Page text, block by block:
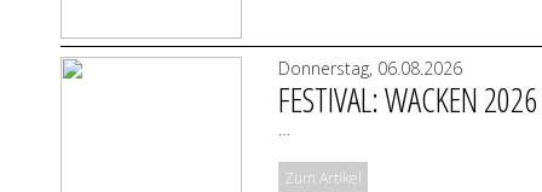
Donnerstag, 06.08.2026
FESTIVAL: WACKEN 2026
Zum Artikel